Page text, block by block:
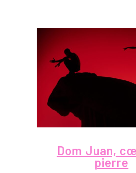
Dom Juan,
pierre